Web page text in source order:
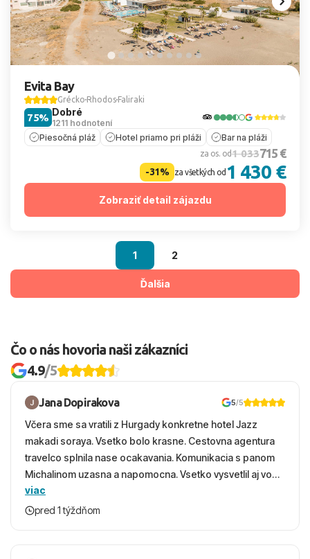
Evita Bay
Grécko Rhodos Faliraki
Dobré
1211 hodnotení
75%
Piesočná pláž Hotel priamo pri pláži Bar na pláži
za os. od1 033715 €
-31% za všetkých od 1 430 €
Zobraziť detail zájazdu
1 2
Ďalšia
Čo o nás hovoria naši zákazníci
4.9/5
Jana Dopirakova 5/5
Včera sme sa vratili z Hurgady konkretne hotel Jazz
makadi soraya. Vsetko bolo krasne. Cestovna agentura
travelco splnila nase ocakavania. Komunikacia s panom
Michalinom uzasna a napomocna. Vsetko vysvetlil aj vo
vecernych hodinach zaco sa ospravedlnujem. Hotel
krasny, cisty. Sluzby top. Strava, prostredie, more,
viac
pred 1 týždňom